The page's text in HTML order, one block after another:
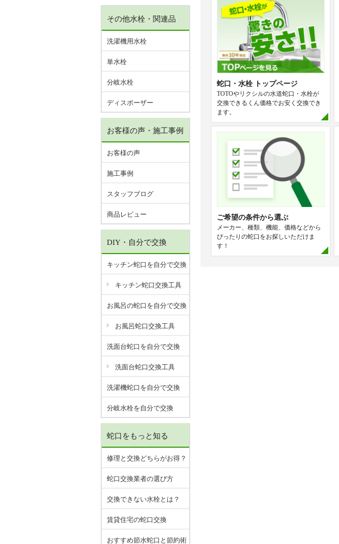
蛇口・水栓 トップページ
TOTOやリクシルの水道蛇口・水栓が
交換できるくん価格でお安く交換でき
ます。
ご希望の条件から選ぶ
メーカー、種類、機能、価格などから
ぴったりの蛇口をお探しいただけま
す！
その他水栓・関連品
洗濯機用水栓
単水栓
分岐水栓
ディスポーザー
お客様の声・施工事例
お客様の声
施工事例
スタッフブログ
商品レビュー
DIY・自分で交換
キッチン蛇口を自分で交換
キッチン蛇口交換工具
お風呂の蛇口を自分で交換
お風呂蛇口交換工具
洗面台蛇口を自分で交換
洗面台蛇口交換工具
洗濯機蛇口を自分で交換
分岐水栓を自分で交換
蛇口をもっと知る
修理と交換どちらがお得？
蛇口交換業者の選び方
交換できない水栓とは？
賃貸住宅の蛇口交換
おすすめ節水蛇口と節約術